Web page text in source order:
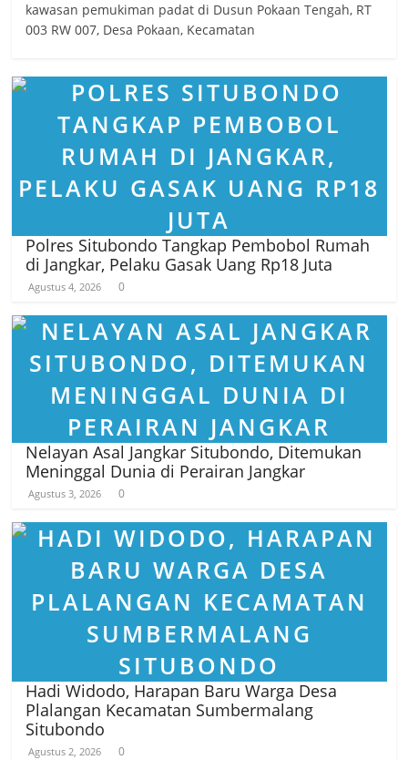
kawasan pemukiman padat di Dusun Pokaan Tengah, RT
003 RW 007, Desa Pokaan, Kecamatan
Polres Situbondo Tangkap Pembobol Rumah
di Jangkar, Pelaku Gasak Uang Rp18 Juta
Agustus 4, 2026 0
Nelayan Asal Jangkar Situbondo, Ditemukan
Meninggal Dunia di Perairan Jangkar
Agustus 3, 2026 0
Hadi Widodo, Harapan Baru Warga Desa
Plalangan Kecamatan Sumbermalang
Situbondo
Agustus 2, 2026 0